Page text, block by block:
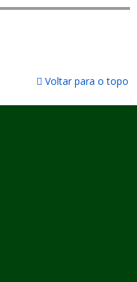
Voltar para o topo